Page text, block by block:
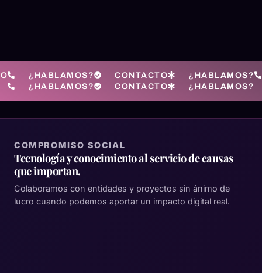
¿HABLAMOS? CONTACTO
¿HABLAMOS?
¿HABLAMOS?
CONTACTO ¿HABLAMOS?
COMPROMISO SOCIAL
Tecnología y conocimiento al servicio de causas
que importan.
Colaboramos con entidades y proyectos sin ánimo de
lucro cuando podemos aportar un impacto digital real.